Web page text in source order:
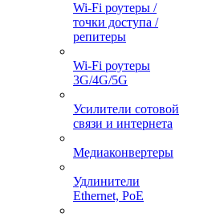
Wi-Fi роутеры /
точки доступа /
репитеры
Wi-Fi роутеры
3G/4G/5G
Усилители сотовой
связи и интернета
Медиаконвертеры
Удлинители
Ethernet, PoE